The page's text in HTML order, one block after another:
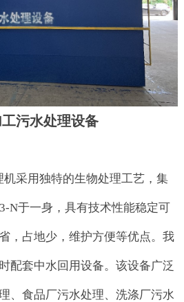
污水处理设备
采用独特的生物处理工艺，集
N于一身，具有技术性能稳定可
，占地少，维护方便等优点。我
配套中水回用设备。该设备广泛
、食品厂污水处理、洗涤厂污水